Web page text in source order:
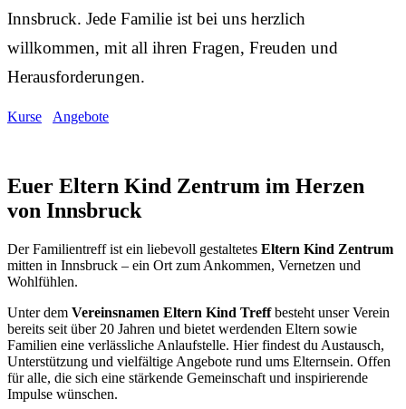
Innsbruck. Jede Familie ist bei uns herzlich
willkommen, mit all ihren Fragen, Freuden und
Herausforderungen.
Kurse Angebote
Euer Eltern Kind Zentrum im Herzen
von Innsbruck
Der Familientreff ist ein liebevoll gestaltetes Eltern Kind Zentrum
mitten in Innsbruck – ein Ort zum Ankommen, Vernetzen und
Wohlfühlen.
Unter dem Vereinsnamen Eltern Kind Treffbesteht unser Verein
bereits seit über 20 Jahren und bietet werdenden Eltern sowie
Familien eine verlässliche Anlaufstelle. Hier findest du Austausch,
Unterstützung und vielfältige Angebote rund ums Elternsein. Offen
für alle, die sich eine stärkende Gemeinschaft und inspirierende
Impulse wünschen.